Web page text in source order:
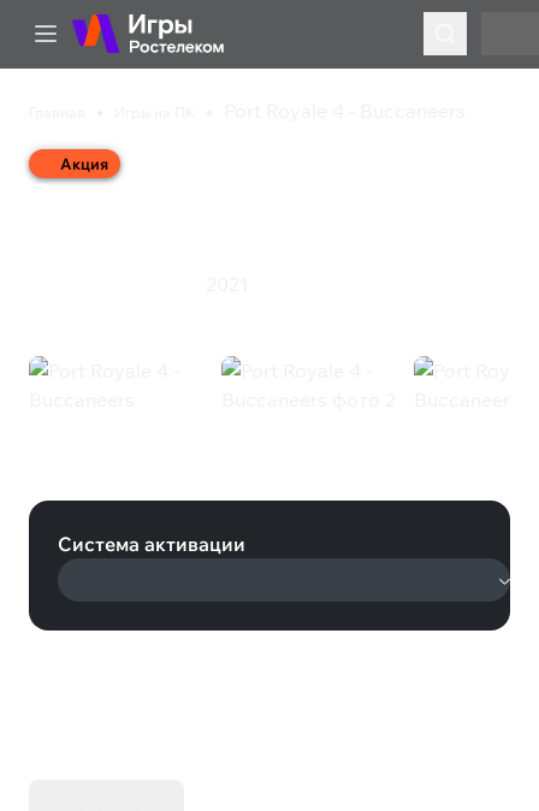
Акция
Port Royale 4 -
Система активации